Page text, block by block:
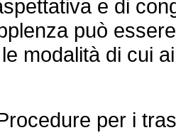
e di
può
modalità di cui
per i